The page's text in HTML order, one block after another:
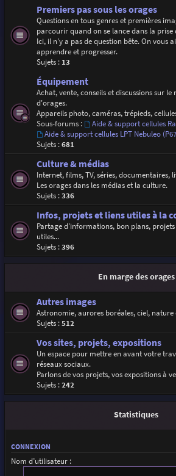
Premiers pas sous les orages
Questions en tous genres et premières
parcourir quand on se lance dans la prise
Ici, il n'y a pas de question bête. On vous
apprendre et progresser.
Sujets : 13
Équipement
Achat, vente, conseils et discussions sur
d'orages.
Appareils photo, caméras, trépieds,
Sous-forums :
Aide & support cellules
Aide & support cellules LPT Nebuleo
Sujets :681
Culture & médias
Internet, films, TV, séries, documentaires,
Les orages dans les médias et la culture.
Sujets :336
Infos, projets et liens utiles à la
Partage d'informations, bon plans,
utiles...
Sujets :396
En marge des orages
Autres images
Astronomie, aurores boréales, ciel, nature
Sujets :512
Vos sites, projets, expositions
Un espace pour mettre en avant votre
réseaux sociaux.
Parlons de vos projets, vos expositions à
Sujets :242
Statistiques
CONNEXION
Nom d’utilisateur :